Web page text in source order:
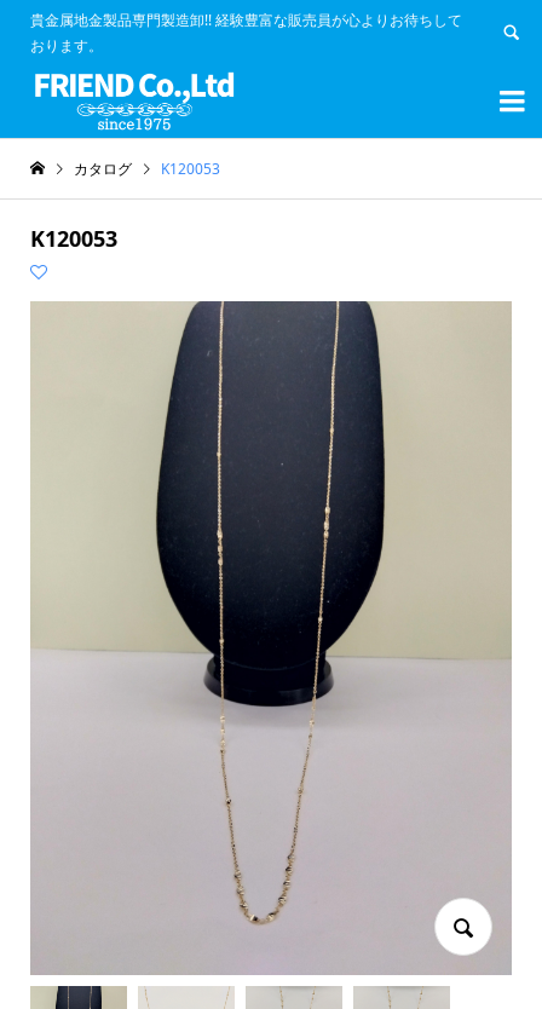
貴金属地金製品専門製造卸!! 経験豊富な販売員が心よりお待ちして
おります。


カタログ K120053
K120053